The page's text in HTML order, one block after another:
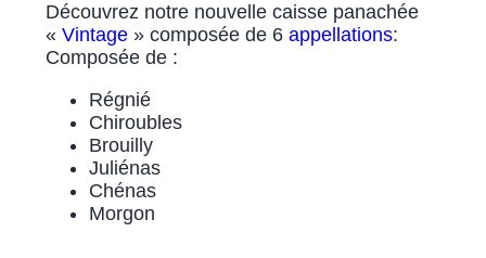
Découvrez notre nouvelle caisse panachée
« Vintage » composée de 6 appellations:
Composée de :
Régnié
Chiroubles
Brouilly
Juliénas
Chénas
Morgon